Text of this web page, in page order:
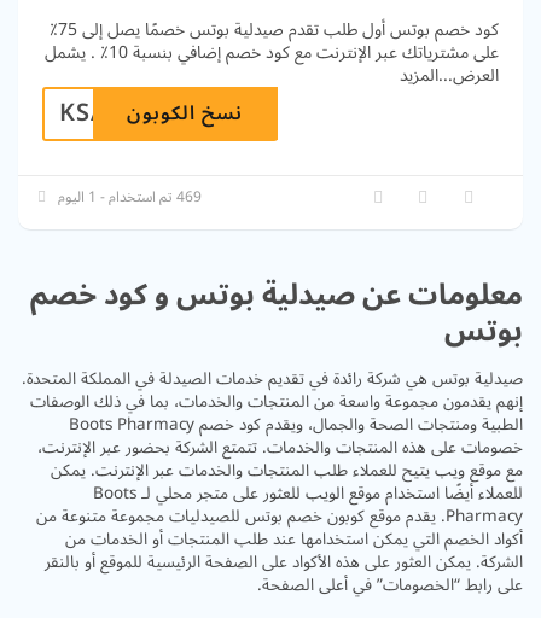
كود خصم بوتس أول طلب تقدم صيدلية بوتس خصمًا يصل إلى 75٪
على مشترياتك عبر الإنترنت مع كود خصم إضافي بنسبة 10٪ . يشمل
العرض...المزيد
KSA10نسخ الكوبون
469 تم استخدام - 1 اليوم
معلومات عن صيدلية بوتس و كود خصم
بوتس
صيدلية بوتس هي شركة رائدة في تقديم خدمات الصيدلة في المملكة المتحدة.
إنهم يقدمون مجموعة واسعة من المنتجات والخدمات، بما في ذلك الوصفات
الطبية ومنتجات الصحة والجمال، ويقدم كود خصم Boots Pharmacy
خصومات على هذه المنتجات والخدمات. تتمتع الشركة بحضور عبر الإنترنت،
مع موقع ويب يتيح للعملاء طلب المنتجات والخدمات عبر الإنترنت. يمكن
للعملاء أيضًا استخدام موقع الويب للعثور على متجر محلي لـ Boots
Pharmacy. يقدم موقع كوبون خصم بوتس للصيدليات مجموعة متنوعة من
أكواد الخصم التي يمكن استخدامها عند طلب المنتجات أو الخدمات من
الشركة. يمكن العثور على هذه الأكواد على الصفحة الرئيسية للموقع أو بالنقر
على رابط “الخصومات” في أعلى الصفحة.